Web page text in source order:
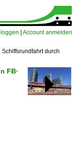
Account anmelden
Schiffsrundfahrt durch
FB·